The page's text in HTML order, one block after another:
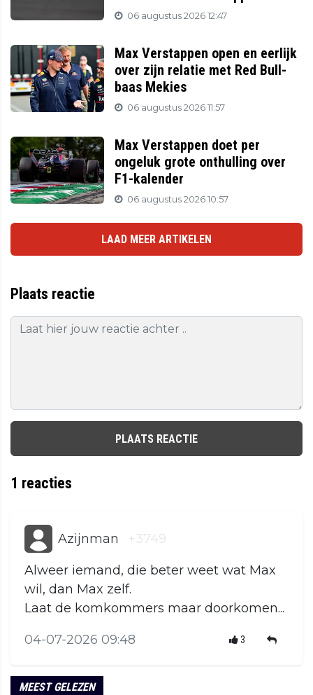
06 augustus 2026 12:47
Max Verstappen open en eerlijk
over zijn relatie met Red Bull-
baas Mekies
06 augustus 2026 11:57
Max Verstappen doet per
ongeluk grote onthulling over
F1-kalender
06 augustus 2026 10:57
LAAD MEER ARTIKELEN
Plaats reactie
PLAATS REACTIE
1 reacties
Azijnman +3749
Alweer iemand, die beter weet wat Max
wil, dan Max zelf.
Laat de komkommers maar doorkomen...
04-07-2026 09:48 3
MEEST GELEZEN